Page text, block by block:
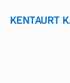
KENTAURT